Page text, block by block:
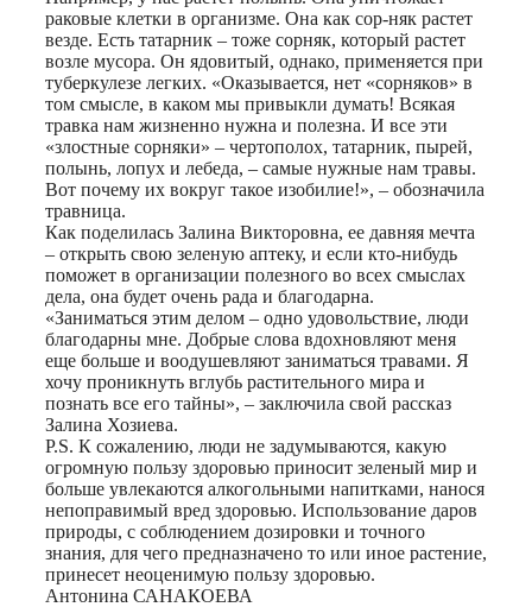
раковые клетки в организме. Она как сор-няк растет
везде. Есть татарник – тоже сорняк, который растет
возле мусора. Он ядовитый, однако, применяется при
туберкулезе легких. «Оказывается, нет «сорняков» в
том смысле, в каком мы привыкли думать! Всякая
травка нам жизненно нужна и полезна. И все эти
«злостные сорняки» – чертополох, татарник, пырей,
полынь, лопух и лебеда, – самые нужные нам травы.
Вот почему их вокруг такое изобилие!», – обозначила
травница.
Как поделилась Залина Викторовна, ее давняя мечта
– открыть свою зеленую аптеку, и если кто-нибудь
поможет в организации полезного во всех смыслах
дела, она будет очень рада и благодарна.
«Заниматься этим делом – одно удовольствие, люди
благодарны мне. Добрые слова вдохновляют меня
еще больше и воодушевляют заниматься травами. Я
хочу проникнуть вглубь растительного мира и
познать все его тайны», – заключила свой рассказ
Залина Хозиева.
P.S. К сожалению, люди не задумываются, какую
огромную пользу здоровью приносит зеленый мир и
больше увлекаются алкогольными напитками, нанося
непоправимый вред здоровью. Использование даров
природы, с соблюдением дозировки и точного
знания, для чего предназначено то или иное растение,
принесет неоценимую пользу здоровью.
Антонина САНАКОЕВА